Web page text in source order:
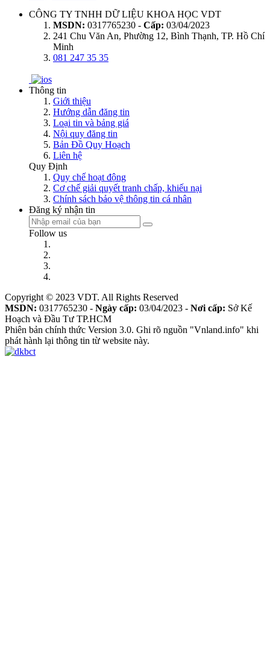
CÔNG TY TNHH DỮ LIỆU KHOA HỌC VDT
MSDN: 0317765230 - Cấp: 03/04/2023
241 Chu Văn An, Phường 12, Bình Thạnh, TP. Hồ Chí
Minh
081 247 35 35
Thông tin
Giới thiệu
Hướng dẫn đăng tin
Loại tin và bảng giá
Nội quy đăng tin
Bản Đồ Quy Hoạch
Liên hệ
Quy Định
Quy chế hoạt động
Cơ chế giải quyết tranh chấp, khiếu nại
Chính sách bảo vệ thông tin cá nhân
Đăng ký nhận tin
Follow us
Copyright © 2023 VDT. All Rights Reserved
MSDN: 0317765230 - Ngày cấp: 03/04/2023 - Nơi cấp: Sở Kế
Hoạch và Đầu Tư TP.HCM
Phiên bản chính thức Version 3.0. Ghi rõ nguồn "Vnland.info" khi
phát hành lại thông tin từ website này.